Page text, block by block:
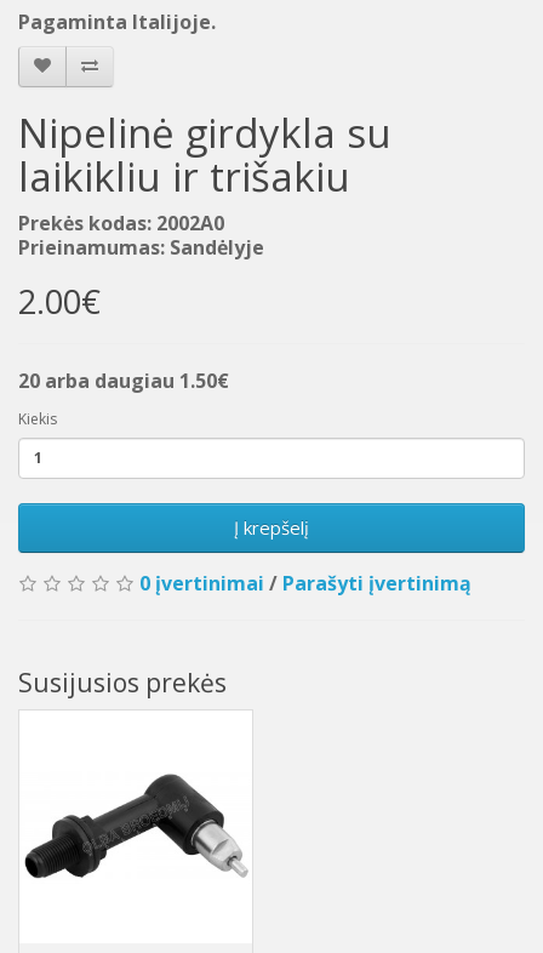
Pagaminta Italijoje.
Nipelinė girdykla su
laikikliu ir trišakiu
Prekės kodas: 2002A0
Prieinamumas: Sandėlyje
2.00€
20 arba daugiau 1.50€
Kiekis
Į krepšelį
0 įvertinimai / Parašyti įvertinimą
Susijusios prekės